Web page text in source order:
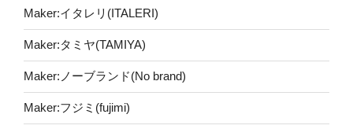
Maker:イタレリ(ITALERI)
Maker:タミヤ(TAMIYA)
Maker:ノーブランド(No brand)
Maker:フジミ(fujimi)